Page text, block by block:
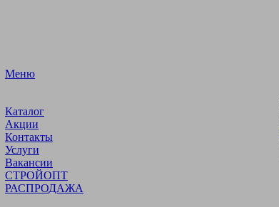
Меню
Каталог
Акции
Контакты
Услуги
Вакансии
СТРОЙОПТ
РАСПРОДАЖА